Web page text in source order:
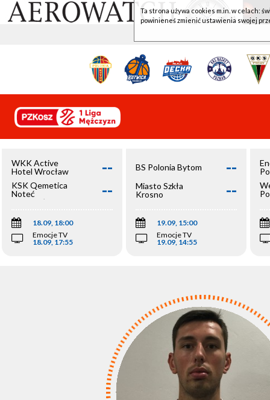
WKK Active
Hotel Wrocław
--
KSK Qemetica
Noteć
Inowrocław
--
18.09, 18:00
Emocje TV
18.09, 17:55
BS Polonia Bytom --
Miasto Szkła
Krosno
--
19.09, 15:00
Emocje TV
19.09, 14:55
Ta strona używa cookies m.in. w celach:
powinieneś zmienić ustawienia swojej